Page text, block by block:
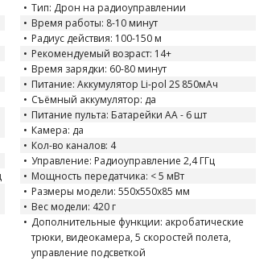
Тип: Дрон на радиоуправлении
Время работы: 8-10 минут
Радиус действия: 100-150 м
Рекомендуемый возраст: 14+
Время зарядки: 60-80 минут
Питание: Аккумулятор Li-pol 2S 850мАч
Съёмный аккумулятор: да
Питание пульта: Батарейки АА - 6 шт
Камера: да
Кол-во каналов: 4
Управление: Радиоуправление 2,4 ГГц
Мощность передатчика: < 5 мВт
Размеры модели: 550х550x85 мм
Вес модели: 420 г
Дополнительные функции: акробатические
трюки, видеокамера, 5 скоростей полета,
управление подсветкой